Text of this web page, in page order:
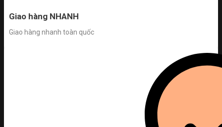
Giao hàng NHANH
Giao hàng nhanh toàn quốc